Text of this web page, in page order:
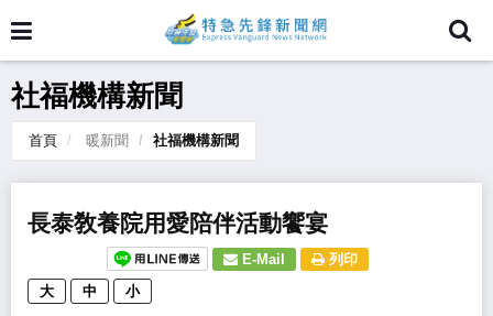
社福機構新聞
首頁 暖新聞 社福機構新聞
長泰敎養院用愛陪伴活動饗宴
E-Mail
列印
大
中 小